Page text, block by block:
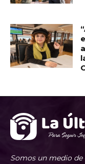
Somos un medio